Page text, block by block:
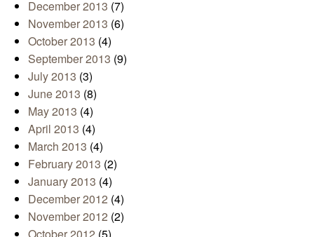
December 2013 (7)
November 2013 (6)
October 2013 (4)
September 2013 (9)
July 2013 (3)
June 2013 (8)
May 2013 (4)
April 2013 (4)
March 2013 (4)
February 2013 (2)
January 2013 (4)
December 2012 (4)
November 2012 (2)